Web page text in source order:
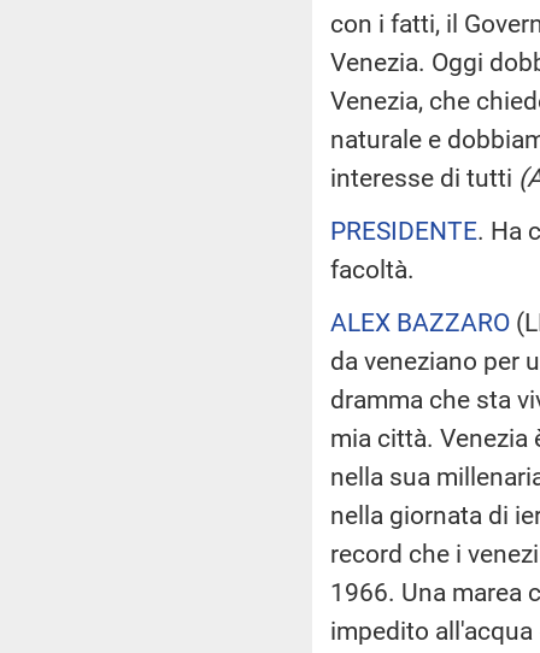
con i fatti, il
Venezia. Oggi
Venezia, che
naturale e
interesse di tutti
PRESIDENTE. Ha
facoltà.
ALEX BAZZARO (
da veneziano per
dramma che sta
mia città. Venezia
nella sua
nella giornata di
record che i
1966. Una marea
impedito